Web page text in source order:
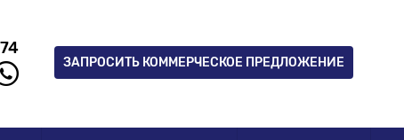
ЗАПРОСИТЬ КОММЕРЧЕСКОЕ ПРЕДЛОЖЕНИЕ